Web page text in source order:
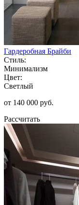
Гардеробная Брайби
Стиль:
Минимализм
Цвет:
Светлый
от 140 000 руб.
Рассчитать